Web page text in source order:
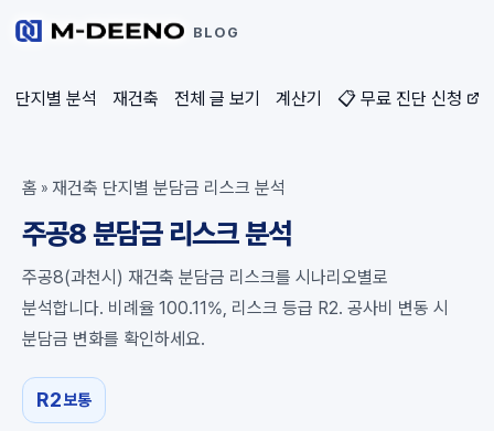
BLOG
단지별 분석 재건축 전체 글 보기 계산기 📋 무료 진단 신청
홈 » 재건축 단지별 분담금 리스크 분석
주공8 분담금 리스크 분석
주공8(과천시) 재건축 분담금 리스크를 시나리오별로
분석합니다. 비례율 100.11%, 리스크 등급 R2. 공사비 변동 시
분담금 변화를 확인하세요.
R2보통